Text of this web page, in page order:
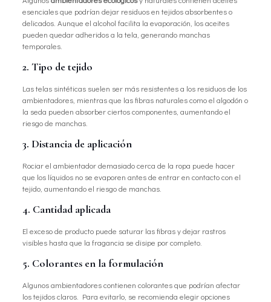
esenciales que podrían dejar residuos en tejidos absorbentes o
delicados. Aunque el alcohol facilita la evaporación, los aceites
pueden quedar adheridos a la tela, generando manchas
temporales.
2. Tipo de tejido
Las telas sintéticas suelen ser más resistentes a los residuos de los
ambientadores, mientras que las fibras naturales como el algodón o
la seda pueden absorber ciertos componentes, aumentando el
riesgo de manchas.
3. Distancia de aplicación
Rociar el ambientador demasiado cerca de la ropa puede hacer
que los líquidos no se evaporen antes de entrar en contacto con el
tejido, aumentando el riesgo de manchas.
4. Cantidad aplicada
El exceso de producto puede saturar las fibras y dejar rastros
visibles hasta que la fragancia se disipe por completo.
5. Colorantes en la formulación
Algunos ambientadores contienen colorantes que podrían afectar
los tejidos claros. Para evitarlo, se recomienda elegir opciones